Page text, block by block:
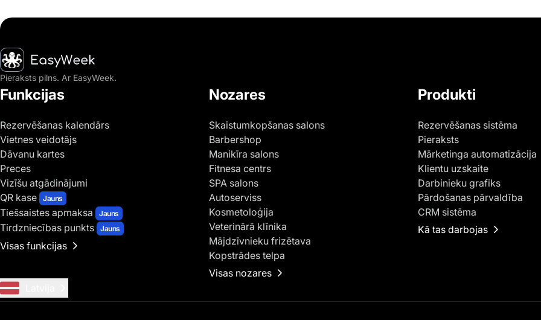
Sākumlapa
Pieraksts pilns. Ar EasyWeek.
Funkcijas
Rezervēšanas kalendārs
Vietnes veidotājs
Dāvanu kartes
Preces
Vizīšu atgādinājumi
QR kase
Jauns
Tiešsaistes apmaksa Jauns
Tirdzniecības punkts Jauns
Visas funkcijas
Nozares
Skaistumkopšanas salons
Barbershop
Manikīra salons
Fitnesa centrs
SPA salons
Autoserviss
Kosmetoloģija
Veterinārā klīnika
Mājdzīvnieku frizētava
Kopstrādes telpa
Visas nozares
Produkti
Rezervēšanas sistēma
Pieraksts
Mārketinga automatizācija
Klientu uzskaite
Darbinieku grafiks
Pārdošanas pārvaldība
CRM sistēma
Kā tas darbojas